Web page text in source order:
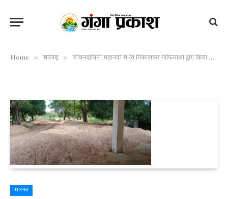
Home » सारंगढ़ » जीवनदायिनी महानदी से रेत निकालकर माफियाओं द्वारा किया जा रहा हैं डंप, खनिज विभाग अंजान
सारंगढ़